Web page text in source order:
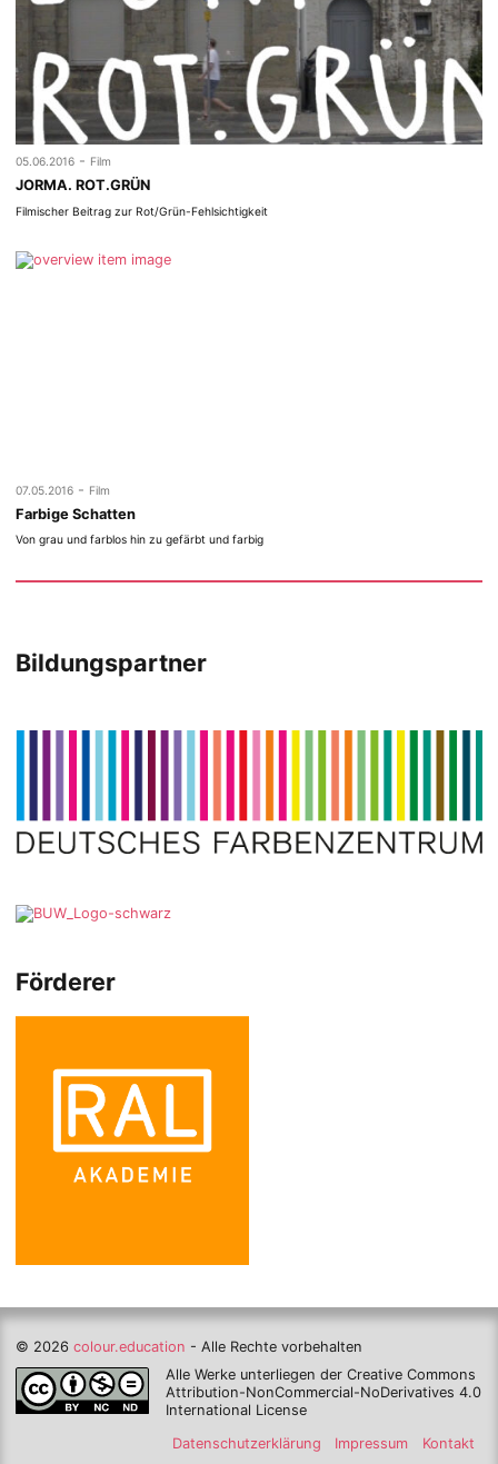
05.06.2016 - Film
JORMA. ROT.GRÜN
Filmischer Beitrag zur Rot/Grün-Fehlsichtigkeit
07.05.2016 - Film
Farbige Schatten
Von grau und farblos hin zu gefärbt und farbig
Bildungspartner
Förderer
© 2026 colour.education - Alle Rechte vorbehalten
Alle Werke unterliegen der Creative Commons
Attribution-NonCommercial-NoDerivatives 4.0
International License
Datenschutzerklärung
Impressum Kontakt